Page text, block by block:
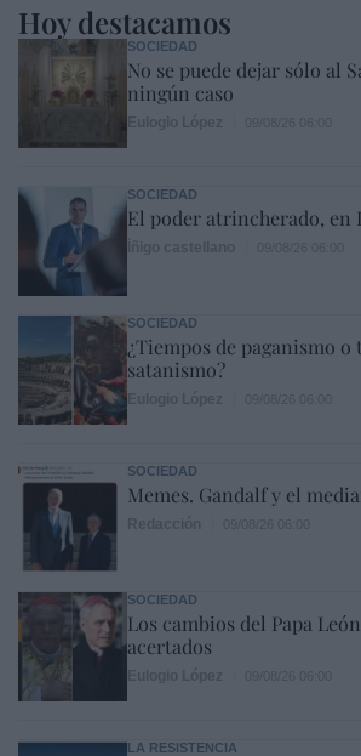
Hoy destacamos
SOCIEDAD
No se puede dejar sólo al
ningún caso
SOCIEDAD
El poder atrincherado, en
SOCIEDAD
¿Tiempos de paganismo o
satanismo?
SOCIEDAD
Memes. Gandalf y el
SOCIEDAD
Los cambios del Papa
acertados
LA RESISTENCIA